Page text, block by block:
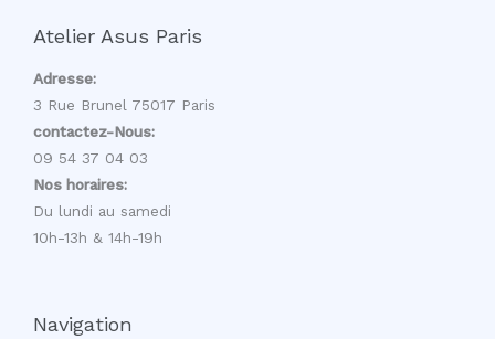
Atelier Asus Paris
Adresse:
3 Rue Brunel 75017 Paris
contactez-Nous:
09 54 37 04 03
Nos horaires:
Du lundi au samedi
10h-13h & 14h-19h
Navigation